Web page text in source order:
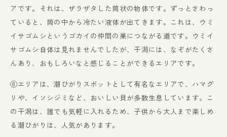
アです。それは、ザラザタした筒状の物体です。ずっとさわっ
ていると、筒の中から冷たい液体が出てきます。これは、ウミ
イサゴムシというゴカイの仲間の巣につながる道です。ウミイ
サゴムシ自体は見れませんでしたが、干潟には、なぞがたくさ
んあり、おもしろいなと感じることができるエリアです。
⑧エリアは、潮ひがりスポットとして有名なエリアで、ハマグ
リや、イソシジミなど、おいしい貝が多数生息しています。こ
の干潟は、誰でも気軽に入れるため、子供から大人まで楽しめ
る潮ひがりは、人気があります。